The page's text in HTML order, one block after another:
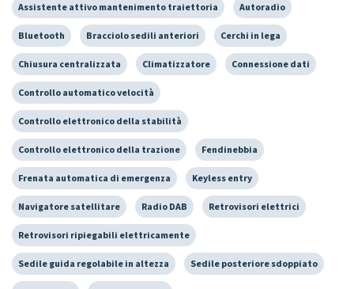
Assistente attivo mantenimento traiettoria Autoradio
Bluetooth Bracciolo sedili anteriori Cerchi in lega
Chiusura centralizzata Climatizzatore Connessione dati
Controllo automatico velocità
Controllo elettronico della stabilità
Controllo elettronico della trazione Fendinebbia
Frenata automatica di emergenza Keyless entry
Navigatore satellitare Radio DAB Retrovisori elettrici
Retrovisori ripiegabili elettricamente
Sedile guida regolabile in altezza Sedile posteriore sdoppiato